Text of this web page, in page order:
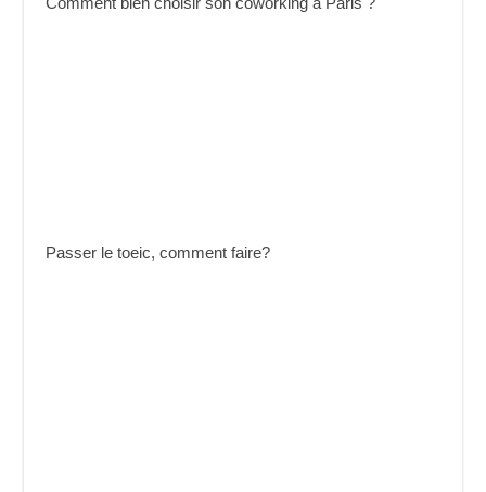
Passer le toeic, comment faire?